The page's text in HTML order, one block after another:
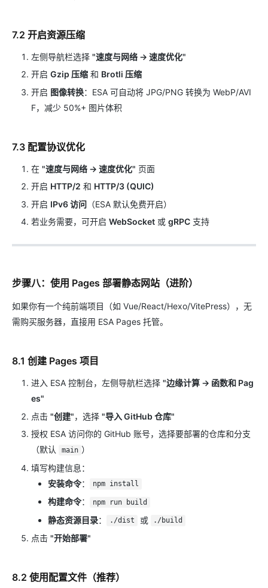
7.2 开启资源压缩
左侧导航栏选择 "速度与网络 → 速度优化"
开启 Gzip 压缩 和 Brotli 压缩
开启 图像转换：ESA 可自动将 JPG/PNG 转换为 WebP/AVI
F，减少 50%+ 图片体积
7.3 配置协议优化
在 "速度与网络 → 速度优化" 页面
开启 HTTP/2 和 HTTP/3 (QUIC)
开启 IPv6 访问 （ESA 默认免费开启）
若业务需要，可开启 WebSocket 或 gRPC 支持
步骤八：使用 Pages 部署静态网站（进阶）
如果你有一个纯前端项目（如 Vue/React/Hexo/VitePress），无
需购买服务器，直接用 ESA Pages 托管。
8.1 创建 Pages 项目
进入 ESA 控制台，左侧导航栏选择 "边缘计算 → 函数和 Pag
es"
点击 "创建"，选择 "导入 GitHub 仓库"
授权 ESA 访问你的 GitHub 账号，选择要部署的仓库和分支
（默认
main ）
填写构建信息：
安装命令： npm install
构建命令： npm run build
静态资源目录： ./dist 或 ./build
点击 "开始部署"
8.2 使用配置文件（推荐）